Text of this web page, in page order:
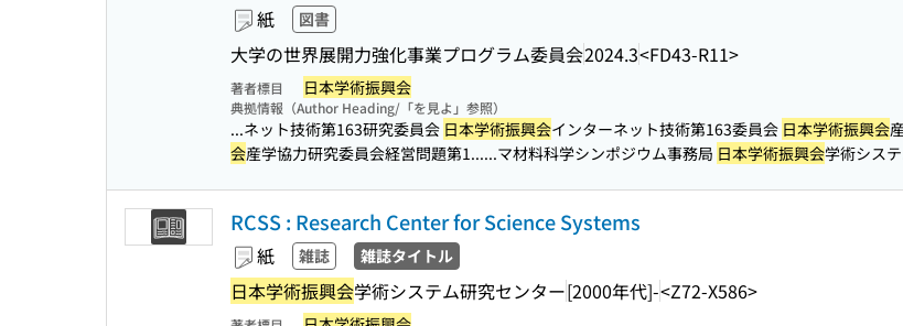
紙 図書
大学の世界展開力強化事業プログラム委員会2024.3<FD43-R11>
著者標目 日本学術振興会
典拠情報（Author Heading/「を見よ」参照）
...ネット技術第163研究委員会 日本学術振興会インターネット技術第163委員会 日本学術振興会
会産学協力研究委員会経営問題第1......マ材料科学シンポジウム事務局 日本学術振興会学術シス
RCSS : Research Center for Science Systems
紙 雑誌 雑誌タイトル
日本学術振興会学術システム研究センター[2000年代]-<Z72-X586>